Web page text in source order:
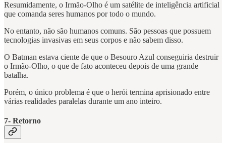
Resumidamente, o Irmão-Olho é um satélite de inteligência artificial
que comanda seres humanos por todo o mundo.
No entanto, não são humanos comuns. São pessoas que possuem
tecnologias invasivas em seus corpos e não sabem disso.
O Batman estava ciente de que o Besouro Azul conseguiria destruir
o Irmão-Olho, o que de fato aconteceu depois de uma grande
batalha.
Porém, o único problema é que o herói termina aprisionado entre
várias realidades paralelas durante um ano inteiro.
7- Retorno